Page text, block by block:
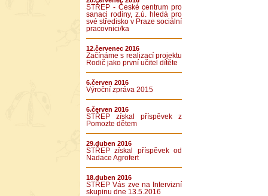
STŘEP - České centrum pro
sanaci rodiny, z.ú. hledá pro
své středisko v Praze sociální
pracovnici/ka
12.červenec 2016
Začínáme s realizací projektu
Rodič jako první učitel dítěte
6.červen 2016
Výroční zpráva 2015
6.červen 2016
STŘEP získal příspěvek z
Pomozte dětem
29.duben 2016
STŘEP získal příspěvek od
Nadace Agrofert
18.duben 2016
STŘEP Vás zve na Intervizní
skupinu dne 13.5.2016